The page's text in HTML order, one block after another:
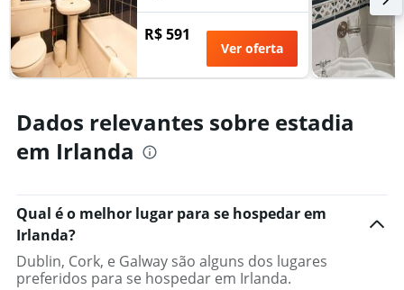
R$ 591
Ver oferta
Dados relevantes sobre estadia
em Irlanda
Qual é o melhor lugar para se hospedar em
Irlanda?
Dublin, Cork, e Galway são alguns dos lugares
preferidos para se hospedar em Irlanda.